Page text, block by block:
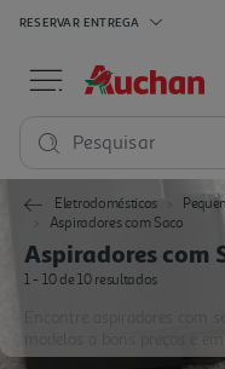
RESERVAR ENTREGA
Pesquisar
Eletrodomésticos
Aspiradores com Saco
Aspiradores com
1 - 10 de 10 resultados
Encontre aspiradores com
modelos a bons preços e